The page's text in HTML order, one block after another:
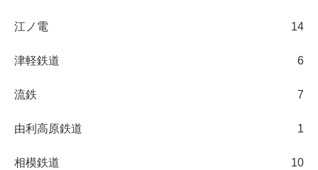
江ノ電 14
津軽鉄道 6
流鉄 7
由利高原鉄道 1
相模鉄道 10